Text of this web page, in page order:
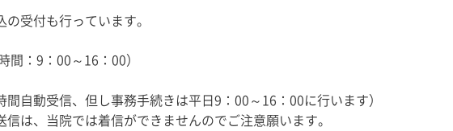
受付も行っています。
9：00～16：00）
信、但し事務手続きは平日9：00～16：00に行います）
院では着信ができませんのでご注意願います。